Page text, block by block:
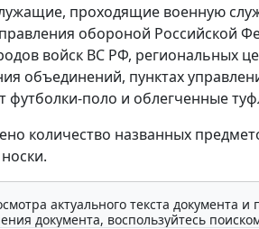
проходящие военную
обороной Российской
войск ВС РФ, региональных
объединений, пунктах
футболки-поло и облегченные
количество названных
актуального текста документа
документа, воспользуйтесь